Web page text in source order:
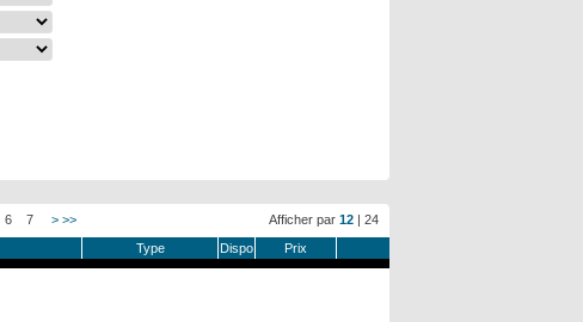
Afficher par 12 | 24
6 7 > >>
Type Dispo Prix